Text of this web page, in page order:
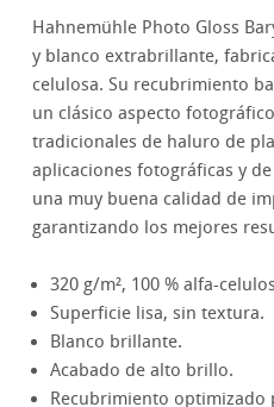
Hahnemühle Photo Gloss
y blanco extrabrillante,
celulosa. Su recubrimiento
un clásico aspecto
tradicionales de haluro de
aplicaciones fotográficas y
una muy buena calidad de
garantizando los mejores
320 g/m², 100 % alfa-
Superficie lisa, sin textura.
Blanco brillante.
Acabado de alto brillo.
Recubrimiento optimizado